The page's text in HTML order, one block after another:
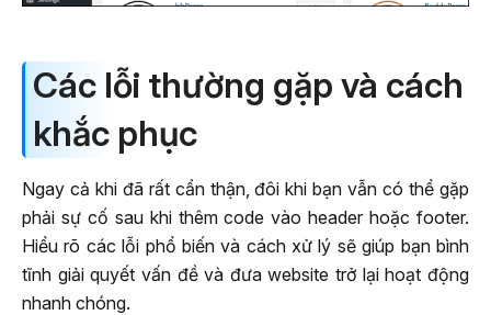
Các lỗi thường gặp và cách
khắc phục
Ngay cả khi đã rất cẩn thận, đôi khi bạn vẫn có thể gặp
phải sự cố sau khi thêm code vào header hoặc footer.
Hiểu rõ các lỗi phổ biến và cách xử lý sẽ giúp bạn bình
tĩnh giải quyết vấn đề và đưa website trở lại hoạt động
nhanh chóng.